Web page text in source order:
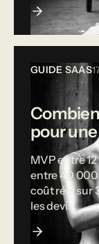
GUIDE SAAS
pour
MVP entre
entre 40 000
coût réel sur
les devis.